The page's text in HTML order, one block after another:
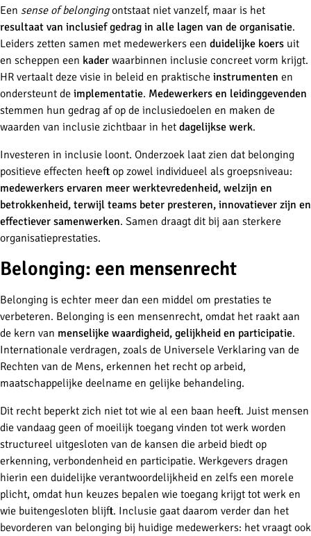
Een sense of belongingontstaat niet vanzelf, maar is het
resultaat van inclusief gedrag in alle lagen van de organisatie.
Leiders zetten samen met medewerkers een duidelijke koers uit
en scheppen een kader waarbinnen inclusie concreet vorm krijgt.
HR vertaalt deze visie in beleid en praktische instrumenten en
ondersteunt de implementatie. Medewerkers en leidinggevenden
stemmen hun gedrag af op de inclusiedoelen en maken de
waarden van inclusie zichtbaar in het dagelijkse werk.
Investeren in inclusie loont. Onderzoek laat zien dat belonging
positieve effecten heeft op zowel individueel als groepsniveau:
medewerkers ervaren meer werktevredenheid, welzijn en
betrokkenheid, terwijl teams beter presteren, innovatiever zijn en
effectiever samenwerken. Samen draagt dit bij aan sterkere
organisatieprestaties.
Belonging: een mensenrecht
Belonging is echter meer dan een middel om prestaties te
verbeteren. Belonging is een mensenrecht, omdat het raakt aan
de kern van menselijke waardigheid, gelijkheid en participatie.
Internationale verdragen, zoals de Universele Verklaring van de
Rechten van de Mens, erkennen het recht op arbeid,
maatschappelijke deelname en gelijke behandeling.
Dit recht beperkt zich niet tot wie al een baan heeft. Juist mensen
die vandaag geen of moeilijk toegang vinden tot werk worden
structureel uitgesloten van de kansen die arbeid biedt op
erkenning, verbondenheid en participatie. Werkgevers dragen
hierin een duidelijke verantwoordelijkheid en zelfs een morele
plicht, omdat hun keuzes bepalen wie toegang krijgt tot werk en
wie buitengesloten blijft. Inclusie gaat daarom verder dan het
bevorderen van belonging bij huidige medewerkers: het vraagt ook